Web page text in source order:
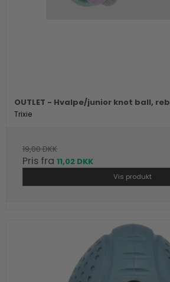
OUTLET - Hvalpe/junior knot ball, reb
Trixie
19,00 DKK
Pris fra 11,02 DKK
Vis produkt